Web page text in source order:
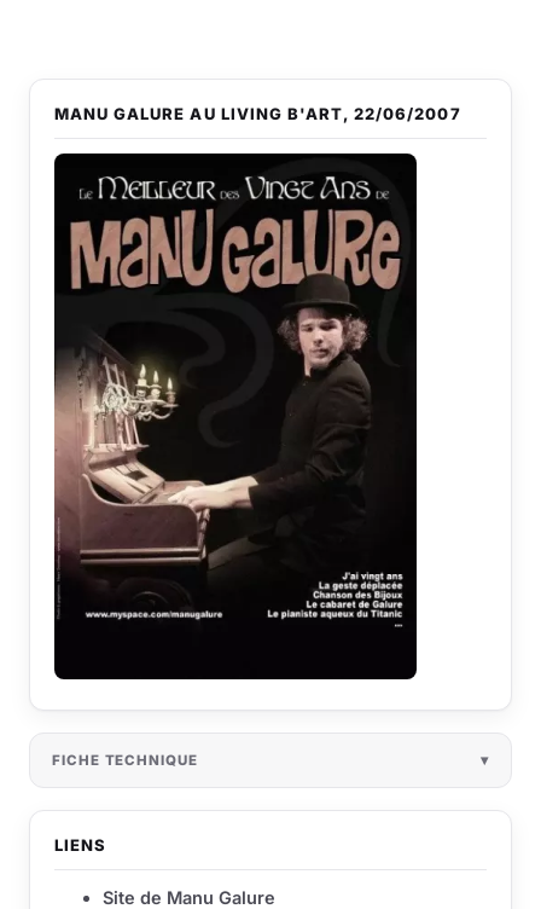
MANU GALURE AU LIVING B'ART, 22/06/2007
FICHE TECHNIQUE
LIENS
Site de Manu Galure